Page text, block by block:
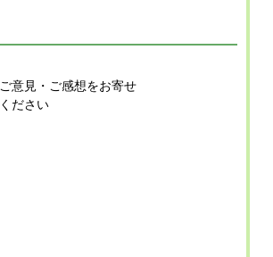
ご意見・ご感想をお寄せ
ください